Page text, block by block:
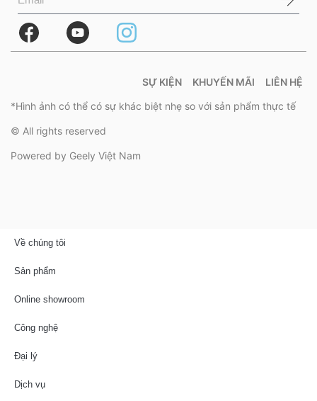
© All rights reserved
Powered by Geely Việt Nam
*Hình ảnh có thể có sự khác biệt nhẹ so với sản phẩm thực tế
SỰ KIỆN KHUYẾN MÃI LIÊN HỆ
Về chúng tôi
Sản phẩm
Online showroom
Công nghệ
Đại lý
Dịch vụ